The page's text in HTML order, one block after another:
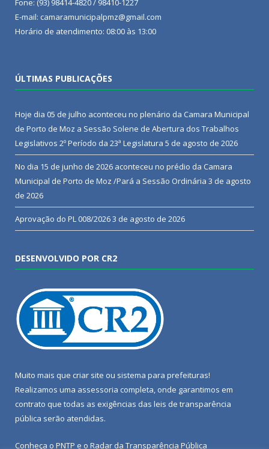
Fone: (93) 98414-4820 / 98410-1227
E-mail: camaramunicipalpmz@gmail.com
Horário de atendimento: 08:00 às 13:00
ÚLTIMAS PUBLICAÇÕES
Hoje dia 05 de julho aconteceu no plenário da Camara Municipal
de Porto de Moz a Sessão Solene de Abertura dos Trabalhos
Legislativos 2º Período da 23ª Legislatura 5 de agosto de 2026
No dia 15 de junho de 2026 aconteceu no prédio da Camara
Municipal de Porto de Moz /Pará a Sessão Ordinária 3 de agosto
de 2026
Aprovação do PL 008/20263 de agosto de 2026
DESENVOLVIDO POR CR2
Muito mais que criar site ou sistema para prefeituras!
Realizamos uma assessoria completa, onde garantimos em
contrato que todas as exigências das leis de transparência
pública serão atendidas.
Conheça o PNTP e o Radar da Transparência Pública